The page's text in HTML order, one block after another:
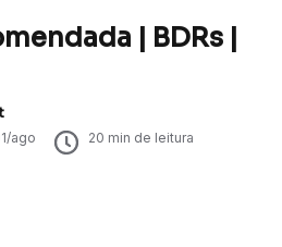
| BDRs |
ago 20 min de leitura